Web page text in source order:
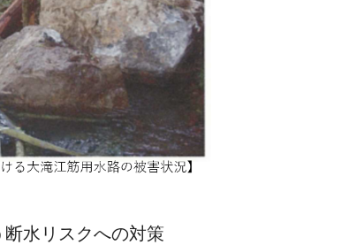
断水リスクへの対策